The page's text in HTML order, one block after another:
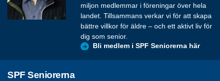
miljon medlemmar i föreningar över hela
landet. Tillsammans verkar vi för att skapa
bättre villkor för äldre – och ett aktivt liv för
dig som senior.
Bli medlem i SPF Seniorerna här
SPF Seniorerna